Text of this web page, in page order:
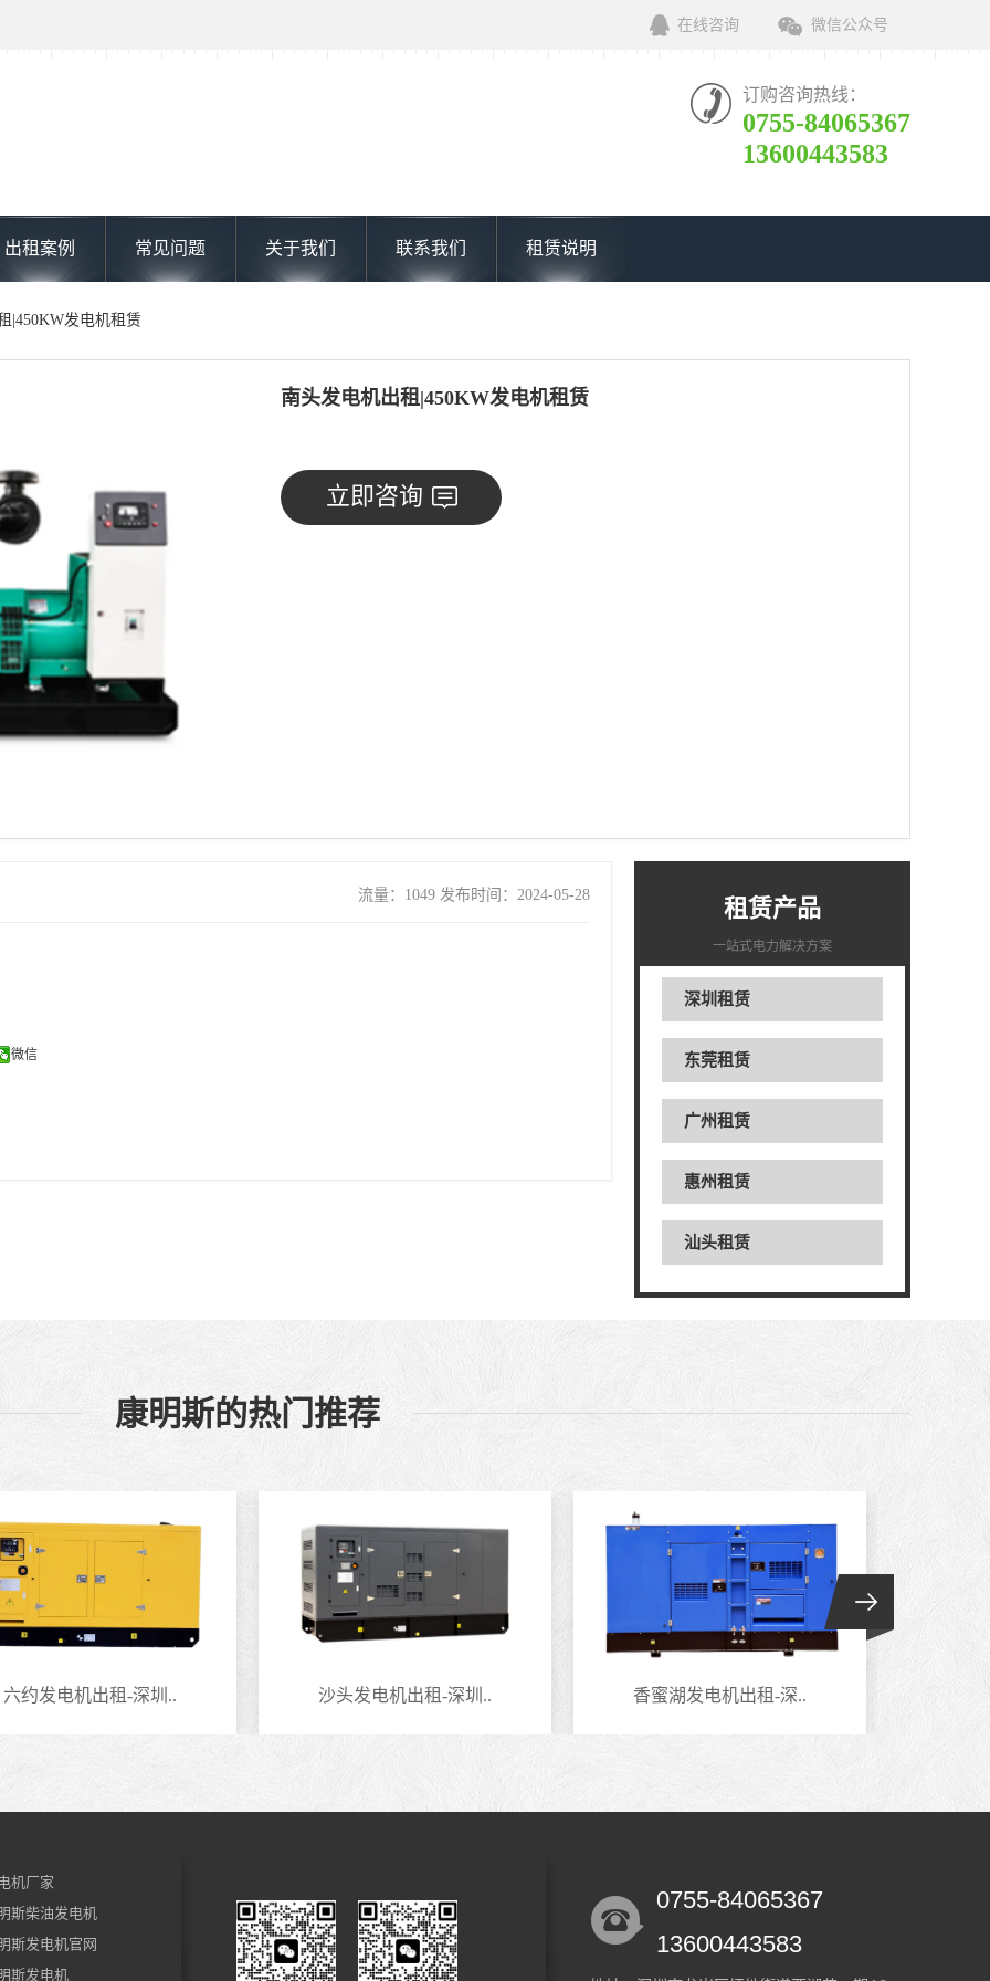
在线咨询 微信公众号
订购咨询热线：
0755-84065367
13600443583
出租案例 常见问题 关于我们 联系我们 租赁说明
|450KW发电机租赁
南头发电机出租|450KW发电机租赁
立即咨询
租赁产品
一站式电力解决方案
深圳租赁
东莞租赁
广州租赁
惠州租赁
汕头租赁
流量：1049 发布时间：2024-05-28
微信
康明斯的热门推荐
六约发电机出租-深圳.. 沙头发电机出租-深圳.. 香蜜湖发电机出租-深..
机厂家
斯柴油发电机
斯发电机官网
斯发电机
0755-84065367
13600443583